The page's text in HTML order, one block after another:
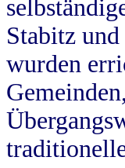
Stabitz
wurden